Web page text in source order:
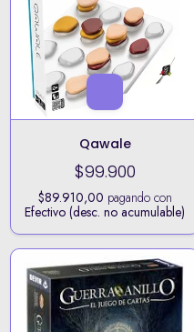
Qawale
$99.900
$89.910,00 pagando con
Efectivo (desc. no acumulable)